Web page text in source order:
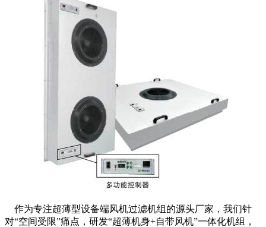
作为专注超薄型设备端风机过滤机组的源头厂家，我们针
对“空间受限”痛点，研发“超薄机身+自带风机”一体化机组，